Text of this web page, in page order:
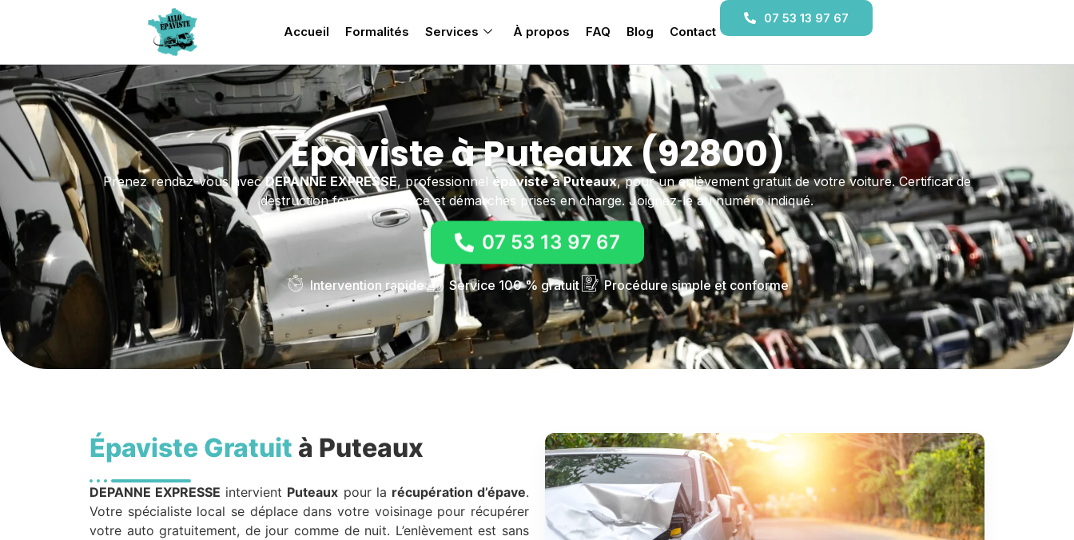
Accueil Formalités Services À propos FAQ Blog Contact
07 53 13 97 67
Épaviste à Puteaux (92800)
Prenez rendez-vous avecDEPANNE EXPRESSE, professionnel épaviste à Puteaux, pour un enlèvement gratuit de votre voiture. Certificat de
destruction fourni sur place et démarches prises en charge. Joignez-le au numéro indiqué.
07 53 13 97 67
Intervention rapide Service 100 % gratuit Procédure simple et conforme
Épaviste Gratuit à Puteaux
DEPANNE EXPRESSE intervient Puteaux pour la récupération d’épave.
Votre spécialiste local se déplace dans votre voisinage pour récupérer
votre auto gratuitement, de jour comme de nuit. L’enlèvement est sans